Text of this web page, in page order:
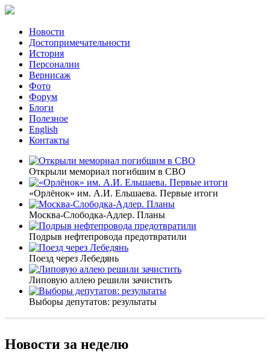
Новости
Достопримечательности
История
Персоналии
Вернисаж
Фото
Форум
Блоги
Полезное
English
Контакты
Открыли мемориал погибшим в СВО
«Орлёнок» им. А.И. Ельшаева. Первые итоги
Москва-Слободка-Адлер. Планы
Подрыв нефтепровода предотвратили
Поезд через Лебедянь
Липовую аллею решили зачистить
Выборы депутатов: результаты
Новости за неделю